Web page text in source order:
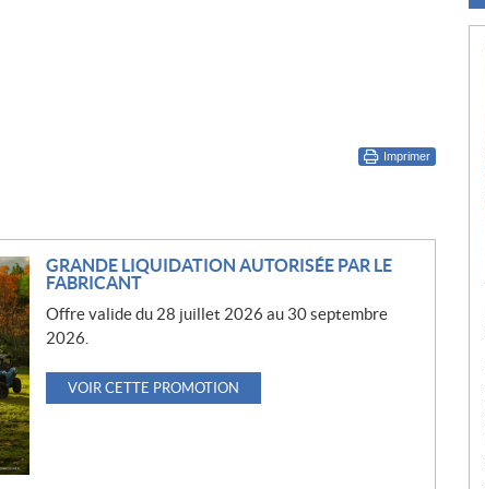
Imprimer
GRANDE LIQUIDATION AUTORISÉE PAR LE
FABRICANT
Offre valide du 28 juillet 2026 au 30 septembre
2026.
VOIR CETTE PROMOTION